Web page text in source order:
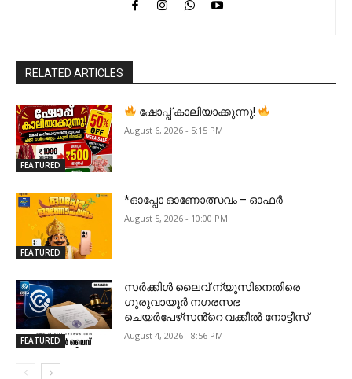
RELATED ARTICLES
FEATURED
ഷോപ്പ് കാലിയാക്കുന്നു!
August 6, 2026 - 5:15 PM
FEATURED
*ഓപ്പോ ഓണോത്സവം – ഓഫർ
August 5, 2026 - 10:00 PM
FEATURED
സർക്കിൾ ലൈവ് ന്യൂസിനെതിരെ
ഗുരുവായൂർ നഗരസഭ
ചെയർപേഴ്‌സൻ്റെ വക്കീൽ നോട്ടീസ്
August 4, 2026 - 8:56 PM